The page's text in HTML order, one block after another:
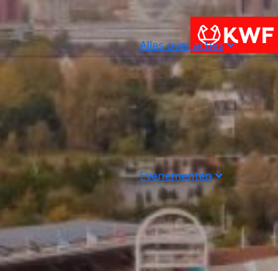
Alles over acties
Evenementen